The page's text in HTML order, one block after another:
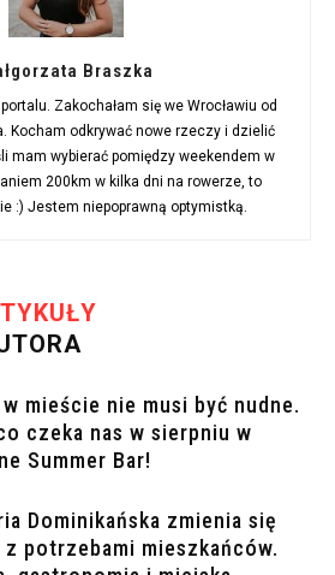
Braszka
Zakochałam się we Wrocławiu od
Kocham odkrywać nowe rzeczy i dzielić
mam wybierać pomiędzy weekendem w
200km w kilka dni na rowerze, to
:) Jestem niepoprawną optymistką.
mieście nie musi być nudne.
czeka nas w sierpniu w
Summer Bar!
Dominikańska zmienia się
z potrzebami mieszkańców.